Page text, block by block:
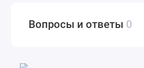
Вопросы и ответы 0